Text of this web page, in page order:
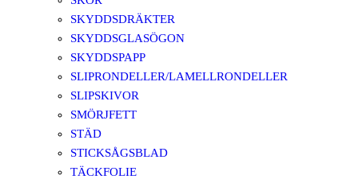
SKYDDSDRÄKTER
SKYDDSGLASÖGON
SKYDDSPAPP
SLIPRONDELLER/LAMELLRONDELLER
SLIPSKIVOR
SMÖRJFETT
STÄD
STICKSÅGSBLAD
TÄCKFOLIE